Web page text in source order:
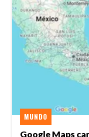
Google Maps
MUNDO